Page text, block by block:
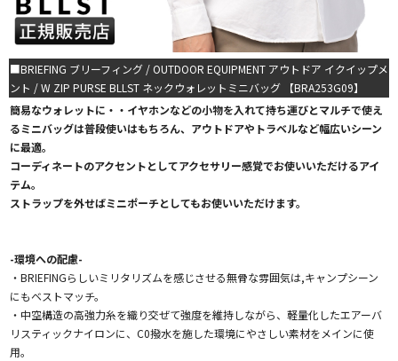
■BRIEFING ブリーフィング / OUTDOOR EQUIPMENT アウトドア イクイップメ
ント / W ZIP PURSE BLLST ネックウォレットミニバッグ 【BRA253G09】
簡易なウォレットに・・イヤホンなどの小物を入れて持ち運びとマルチで使え
るミニバッグは普段使いはもちろん、アウトドアやトラベルなど幅広いシーン
に最適。
コーディネートのアクセントとしてアクセサリー感覚でお使いいただけるアイ
テム。
ストラップを外せばミニポーチとしてもお使いいただけます。
-環境への配慮-
・BRIEFINGらしいミリタリズムを感じさせる無骨な雰囲気は,キャンプシーン
にもベストマッチ。
・中空構造の高強力糸を織り交ぜて強度を維持しながら、軽量化したエアーバ
リスティックナイロンに、C0撥水を施した環境にやさしい素材をメインに使
用。